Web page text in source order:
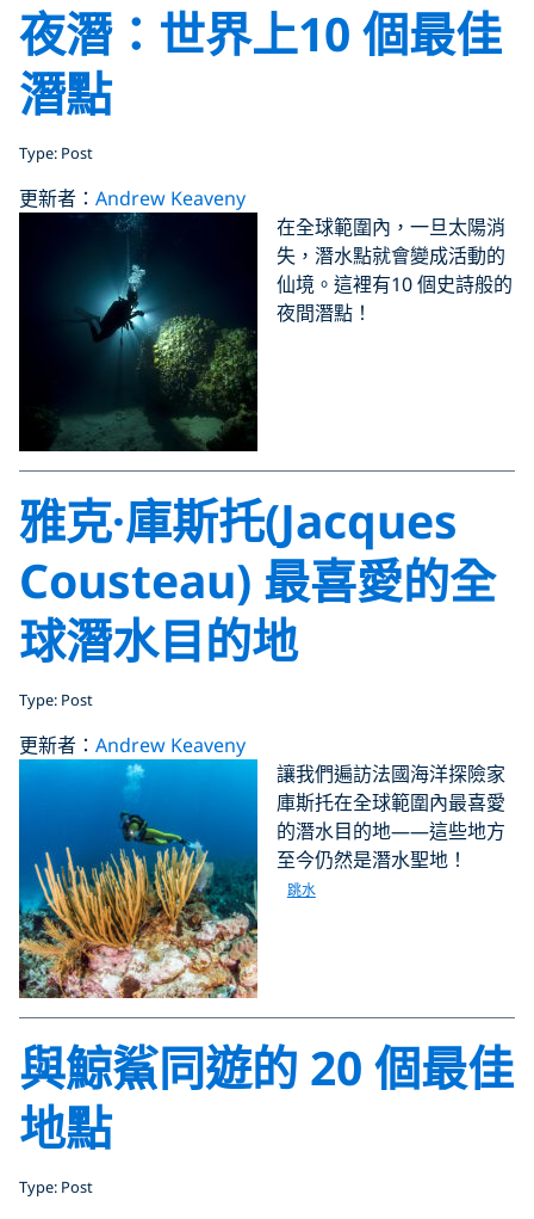
夜潛：世界上10 個最佳
潛點
Type: Post
更新者： Andrew Keaveny
在全球範圍內，一旦太陽消
失，潛水點就會變成活動的
仙境。這裡有10 個史詩般的
夜間潛點！
雅克·庫斯托(Jacques
Cousteau) 最喜愛的全
球潛水目的地
Type: Post
更新者： Andrew Keaveny
讓我們遍訪法國海洋探險家
庫斯托在全球範圍內最喜愛
的潛水目的地——這些地方
至今仍然是潛水聖地！
跳水
與鯨鯊同遊的 20 個最佳
地點
Type: Post